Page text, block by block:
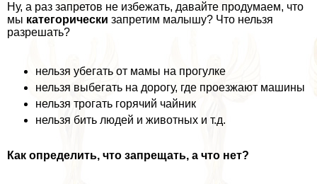
Ну, а раз запретов не избежать, давайте продумаем, что
мы категорически запретим малышу? Что нельзя
разрешать?
нельзя убегать от мамы на прогулке
нельзя выбегать на дорогу, где проезжают машины
нельзя трогать горячий чайник
нельзя бить людей и животных и т.д.
Как определить, что запрещать, а что нет?